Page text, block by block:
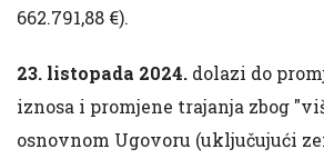
662.791,88 €).
23. listopada 2024. dolazi do
iznosa i promjene trajanja zbog
osnovnom Ugovoru (uključujući